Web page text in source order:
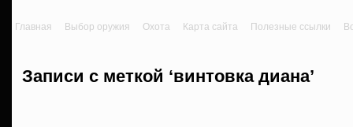
Главная Выбор оружия Охота Карта сайта Полезные ссылки
Записи с меткой ‘винтовка диана’